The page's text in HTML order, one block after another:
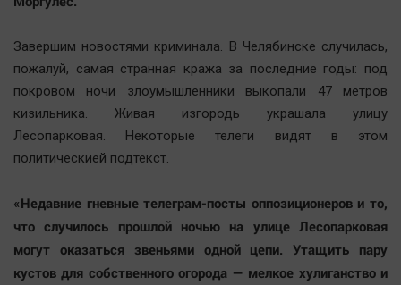
Завершим новостями криминала. В Челябинске случилась,
пожалуй, самая странная кража за последние годы: под
покровом ночи злоумышленники выкопали 47 метров
кизильника. Живая изгородь украшала улицу
Лесопарковая. Некоторые телеги видят в этом
политическией подтекст.
«Недавние гневные телеграм-посты оппозиционеров и то,
что случилось прошлой ночью на улице Лесопарковая
могут оказаться звеньями одной цепи. Утащить пару
кустов для собственного огорода — мелкое хулиганство и